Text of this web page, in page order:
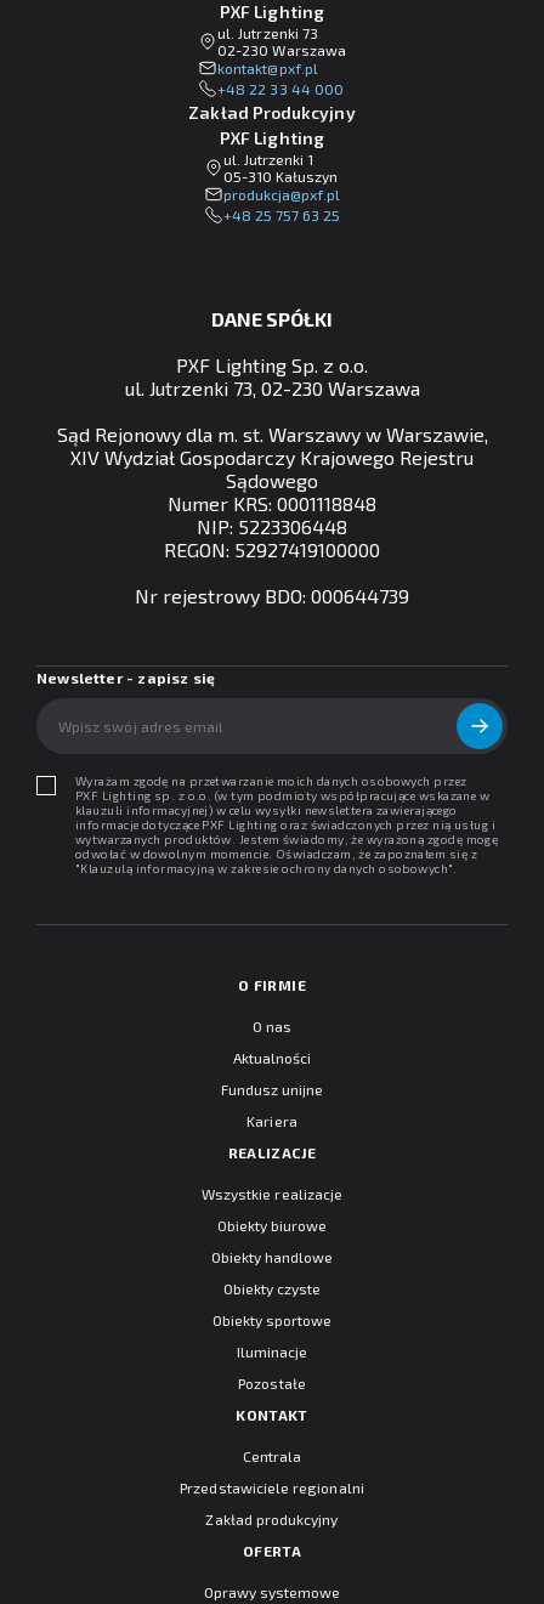
PXF Lighting
ul. Jutrzenki 73
02-230 Warszawa
lp.fxp@tkatnok
+48 22 33 44 000
Zakład Produkcyjny
PXF Lighting
ul. Jutrzenki 1
05-310 Kałuszyn
lp.fxp@ajckudorp
+48 25 757 63 25
DANE SPÓŁKI
PXF Lighting Sp. z o.o.
ul. Jutrzenki 73, 02-230 Warszawa
Sąd Rejonowy dla m. st. Warszawy w Warszawie,
XIV Wydział Gospodarczy Krajowego Rejestru
Sądowego
Numer KRS: 0001118848
NIP: 5223306448
REGON: 52927419100000
Nr rejestrowy BDO: 000644739
Newsletter - zapisz się
Wyrażam zgodę na przetwarzanie moich danych osobowych przez
PXF Lighting sp. z o.o. (w tym podmioty współpracujące wskazane w
klauzuli informacyjnej) w celu wysyłki newslettera zawierającego
informacje dotyczące PXF Lighting oraz świadczonych przez nią usług i
wytwarzanych produktów. Jestem świadomy, że wyrażoną zgodę mogę
odwołać w dowolnym momencie. Oświadczam, że zapoznałem się z
"Klauzulą informacyjną w zakresie ochrony danych osobowych".
O FIRMIE
O nas
Aktualności
Fundusz unijne
Kariera
REALIZACJE
Wszystkie realizacje
Obiekty biurowe
Obiekty handlowe
Obiekty czyste
Obiekty sportowe
Iluminacje
Pozostałe
KONTAKT
Centrala
Przedstawiciele regionalni
Zakład produkcyjny
OFERTA
Oprawy systemowe